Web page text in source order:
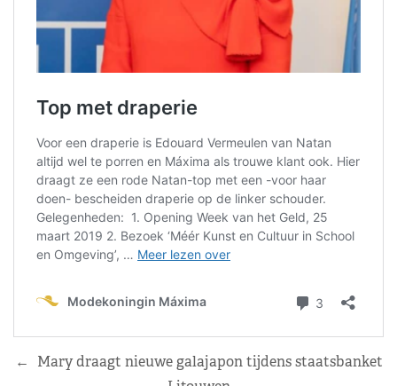
←
Mary draagt nieuwe galajapon tijdens staatsbanket